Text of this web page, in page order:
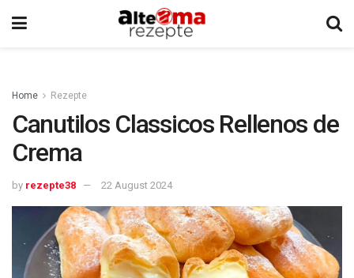
Home Rezepte
Canutilos Classicos Rellenos de
Crema
by rezepte38 22 August 2024